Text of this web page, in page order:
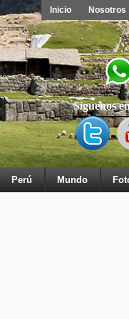
Inicio Nosotros
Síguenos
Perú Mundo